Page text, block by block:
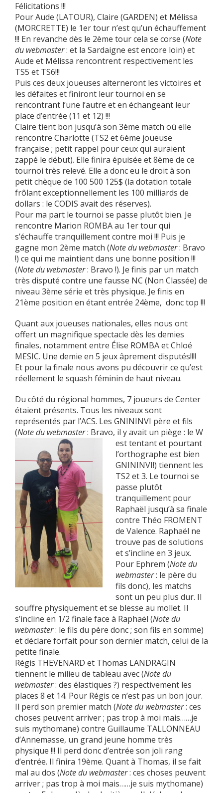
Félicitations !!!
Pour Aude (LATOUR), Claire (GARDEN) et Mélissa
(MORCRETTE) le 1er tour n’est qu’un échauffement
!!! En revanche dès le 2ème tour cela se corse (Note
du webmaster: et la Sardaigne est encore loin) et
Aude et Mélissa rencontrent respectivement les
TS5 et TS6!!!
Puis ces deux joueuses alterneront les victoires et
les défaites et finiront leur tournoi en se
rencontrant l’une l’autre et en échangeant leur
place d’entrée (11 et 12) !!!
Claire tient bon jusqu’à son 3ème match où elle
rencontre Charlotte (TS2 et 6ème joueuse
française ; petit rappel pour ceux qui auraient
zappé le début). Elle finira épuisée et 8ème de ce
tournoi très relevé. Elle a donc eu le droit à son
petit chèque de 100 500 125$ (la dotation totale
frôlant exceptionnellement les 100 milliards de
dollars : le CODIS avait des réserves).
Pour ma part le tournoi se passe plutôt bien. Je
rencontre Marion ROMBA au 1er tour qui
s’échauffe tranquillement contre moi !!! Puis je
gagne mon 2ème match (Note du webmaster: Bravo
!) ce qui me maintient dans une bonne position !!!
(Note du webmaster: Bravo !). Je finis par un match
très disputé contre une fausse NC (Non Classée) de
niveau 3ème série et très physique. Je finis en
21ème position en étant entrée 24ème, donc top !!!
Quant aux joueuses nationales, elles nous ont
offert un magnifique spectacle dès les demies
finales, notamment entre Élise ROMBA et Chloé
MESIC. Une demie en 5 jeux âprement disputés!!!!
Et pour la finale nous avons pu découvrir ce qu’est
réellement le squash féminin de haut niveau.
Du côté du régional hommes, 7 joueurs de Center
étaient présents. Tous les niveaux sont
représentés par l’ACS. Les GNININVI père et fils
(Note du webmaster: Bravo, il y avait un piège : le W
esttentant et pourtant
l’orthographe est bien
GNININVI!) tiennent les
TS2 et 3. Le tournoi se
passe plutôt
tranquillement pour
Raphaël jusqu’à sa finale
contre Théo FROMENT
de Valence. Raphaël ne
trouve pas de solutions
et s’incline en 3 jeux.
Pour Ephrem (Note du
webmaster: le père du
fils donc), les matchs
sont un peu plus dur. Il
souffre physiquement et se blesse au mollet. Il
s’incline en 1/2 finale face à Raphaël (Note du
webmaster: le fils du père donc ; son fils en somme)
et déclare forfait pour son dernier match, celui de la
petite finale.
Régis THEVENARD et Thomas LANDRAGIN
tiennent le milieu de tableau avec (Note du
webmaster: des élastiques ?) respectivement les
places 8 et 14. Pour Régis ce n’est pas un bon jour.
Il perd son premier match (Note du webmaster: ces
choses peuvent arriver ; pas trop à moi mais……je
suis mythomane) contre Guillaume TALLONNEAU
d’Annemasse, un grand jeune homme très
physique !!! Il perd donc d’entrée son joli rang
d’entrée. Il finira 19ème. Quant à Thomas, il se fait
mal au dos (Note du webmaster: ces choses peuvent
arriver ; pas trop à moi mais……je suis mythomane)